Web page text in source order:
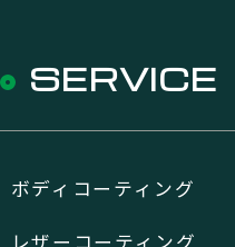
SERVICE
ボディコーティング